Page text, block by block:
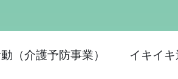
（介護予防事業） イキイ